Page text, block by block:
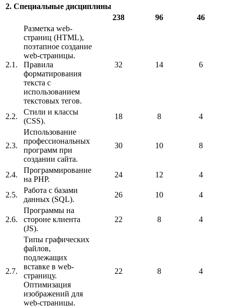
2. Специальные дисциплины
238
96 46
2.1.
Разметка web-
страниц (HTML),
поэтапное создание
web-страницы.
Правила
форматирования
текста с
использованием
текстовых тегов.
32 14 6
2.2.
Стили и классы
(CSS).
18 8 4
2.3.
Использование
профессиональных
программ при
создании сайта.
30 10 8
2.4.
Программирование
на PHP.
24 12 4
2.5.
Работа с базами
данных (SQL).
26 10 4
2.6.
Программы на
стороне клиента
(JS).
22 8 4
2.7.
Типы графических
файлов,
подлежащих
вставке в web-
страницу.
Оптимизация
изображений для
web-страницы.
22 8 4